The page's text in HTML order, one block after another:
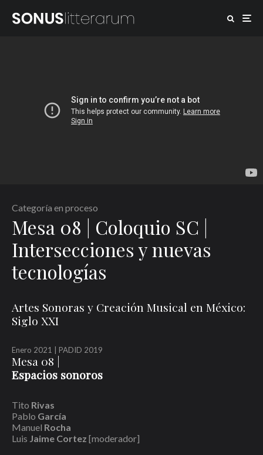
Categoría en proceso
Mesa 08 | Coloquio SC |
Intersecciones y nuevas
tecnologías
Artes Sonoras y Creación Musical en México:
Siglo XXI
Enero 2021 | PADID 2019
Mesa 08 |
Espacios sonoros
Tito Rivas
Pablo García
Manuel Rocha
Luis Jaime Cortez [moderador]